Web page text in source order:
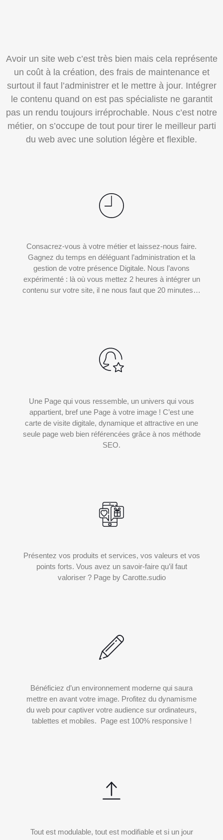
Avoir un site web c’est très bien mais cela représente
un coût à la création, des frais de maintenance et
surtout il faut l’administrer et le mettre à jour. Intégrer
le contenu quand on est pas spécialiste ne garantit
pas un rendu toujours irréprochable. Nous c’est notre
métier, on s’occupe de tout pour tirer le meilleur parti
du web avec une solution légère et flexible.
Consacrez-vous à votre métier et laissez-nous faire.
Gagnez du temps en déléguant l’administration et la
gestion de votre présence Digitale. Nous l’avons
expérimenté : là où vous mettez 2 heures à intégrer un
contenu sur votre site, il ne nous faut que 20 minutes…
Une Page qui vous ressemble, un univers qui vous
appartient, bref une Page à votre image ! C’est une
carte de visite digitale, dynamique et attractive en une
seule page web bien référencées grâce à nos méthode
SEO.
Présentez vos produits et services, vos valeurs et vos
points forts. Vous avez un savoir-faire qu’il faut
valoriser ? Page by Carotte.sudio
Bénéficiez d’un environnement moderne qui saura
mettre en avant votre image. Profitez du dynamisme
du web pour captiver votre audience sur ordinateurs,
tablettes et mobiles. Page est 100% responsive !
Tout est modulable, tout est modifiable et si un jour